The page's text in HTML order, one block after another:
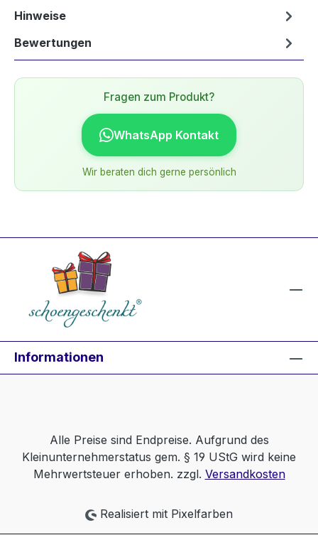
Hinweise
Bewertungen
Fragen zum Produkt?
WhatsApp Kontakt
Wir beraten dich gerne persönlich
Informationen
Alle Preise sind Endpreise. Aufgrund des
Kleinunternehmerstatus gem. § 19 UStG wird keine
Mehrwertsteuer erhoben. zzgl. Versandkosten
Realisiert mit Pixelfarben